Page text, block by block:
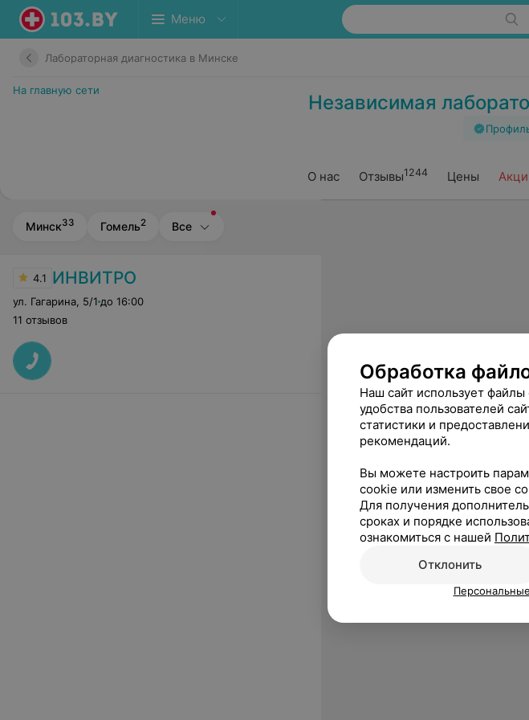
Меню
Лабораторная диагностика в Минске
На главную сети
Независимая
О нас Отзывы1244 Цены
Минск33 Гомель2 Все
4.1 ИНВИТРО
ул. Гагарина 5/1 до 16:00
11 отзывов
Обработка
Наш сайт использует
удобства пользователей
статистики и
рекомендаций.
Вы можете настроить
cookie или изменить свое
Для получения
сроках и порядке
ознакомиться с нашей
Отклонить